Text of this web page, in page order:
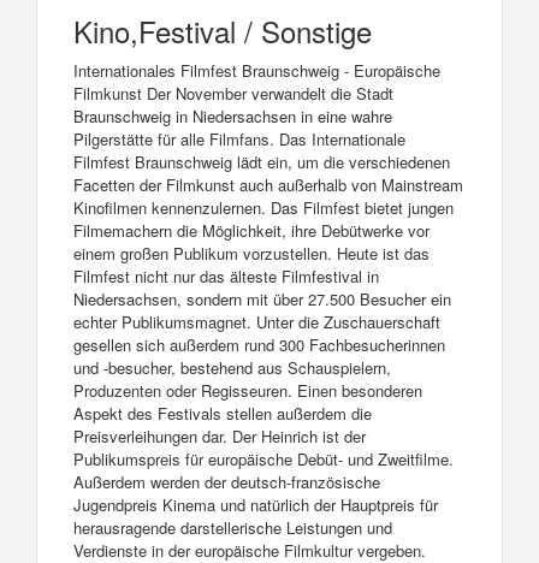
Kino,Festival / Sonstige
Internationales Filmfest Braunschweig - Europäische
Filmkunst Der November verwandelt die Stadt
Braunschweig in Niedersachsen in eine wahre
Pilgerstätte für alle Filmfans. Das Internationale
Filmfest Braunschweig lädt ein, um die verschiedenen
Facetten der Filmkunst auch außerhalb von Mainstream
Kinofilmen kennenzulernen. Das Filmfest bietet jungen
Filmemachern die Möglichkeit, ihre Debütwerke vor
einem großen Publikum vorzustellen. Heute ist das
Filmfest nicht nur das älteste Filmfestival in
Niedersachsen, sondern mit über 27.500 Besucher ein
echter Publikumsmagnet. Unter die Zuschauerschaft
gesellen sich außerdem rund 300 Fachbesucherinnen
und -besucher, bestehend aus Schauspielern,
Produzenten oder Regisseuren. Einen besonderen
Aspekt des Festivals stellen außerdem die
Preisverleihungen dar. Der Heinrich ist der
Publikumspreis für europäische Debüt- und Zweitfilme.
Außerdem werden der deutsch-französische
Jugendpreis Kinema und natürlich der Hauptpreis für
herausragende darstellerische Leistungen und
Verdienste in der europäische Filmkultur vergeben.